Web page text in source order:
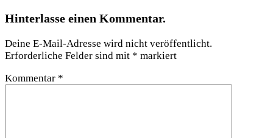
Hinterlasse einen Kommentar.
Deine E-Mail-Adresse wird nicht veröffentlicht.
Erforderliche Felder sind mit * markiert
Kommentar *